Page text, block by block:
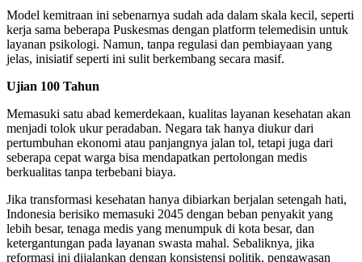
Model kemitraan ini sebenarnya sudah ada dalam skala kecil, seperti
kerja sama beberapa Puskesmas dengan platform telemedisin untuk
layanan psikologi. Namun, tanpa regulasi dan pembiayaan yang
jelas, inisiatif seperti ini sulit berkembang secara masif.
Ujian 100 Tahun
Memasuki satu abad kemerdekaan, kualitas layanan kesehatan akan
menjadi tolok ukur peradaban. Negara tak hanya diukur dari
pertumbuhan ekonomi atau panjangnya jalan tol, tetapi juga dari
seberapa cepat warga bisa mendapatkan pertolongan medis
berkualitas tanpa terbebani biaya.
Jika transformasi kesehatan hanya dibiarkan berjalan setengah hati,
Indonesia berisiko memasuki 2045 dengan beban penyakit yang
lebih besar, tenaga medis yang menumpuk di kota besar, dan
ketergantungan pada layanan swasta mahal. Sebaliknya, jika
reformasi ini dijalankan dengan konsistensi politik, pengawasan